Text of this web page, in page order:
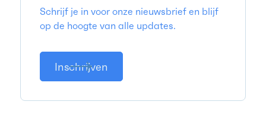
Schrijf je in voor onze nieuwsbrief en blijf
op de hoogte van alle updates.
Inschrijven